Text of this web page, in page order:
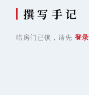
撰 写 手 记
暗房门已锁，请先 登录